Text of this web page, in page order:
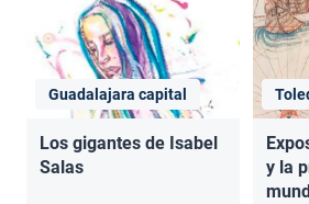
Guadalajara capital
Los gigantes de Isabel
Salas
y la